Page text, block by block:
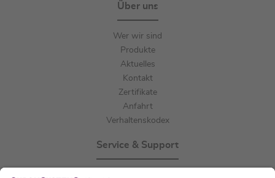
Über uns
Wer wir sind
Produkte
Aktuelles
Kontakt
Zertifikate
Anfahrt
Verhaltenskodex
Service & Support